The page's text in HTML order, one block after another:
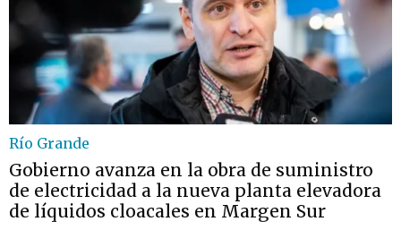
Río Grande
Gobierno avanza en la obra de suministro
de electricidad a la nueva planta elevadora
de líquidos cloacales en Margen Sur